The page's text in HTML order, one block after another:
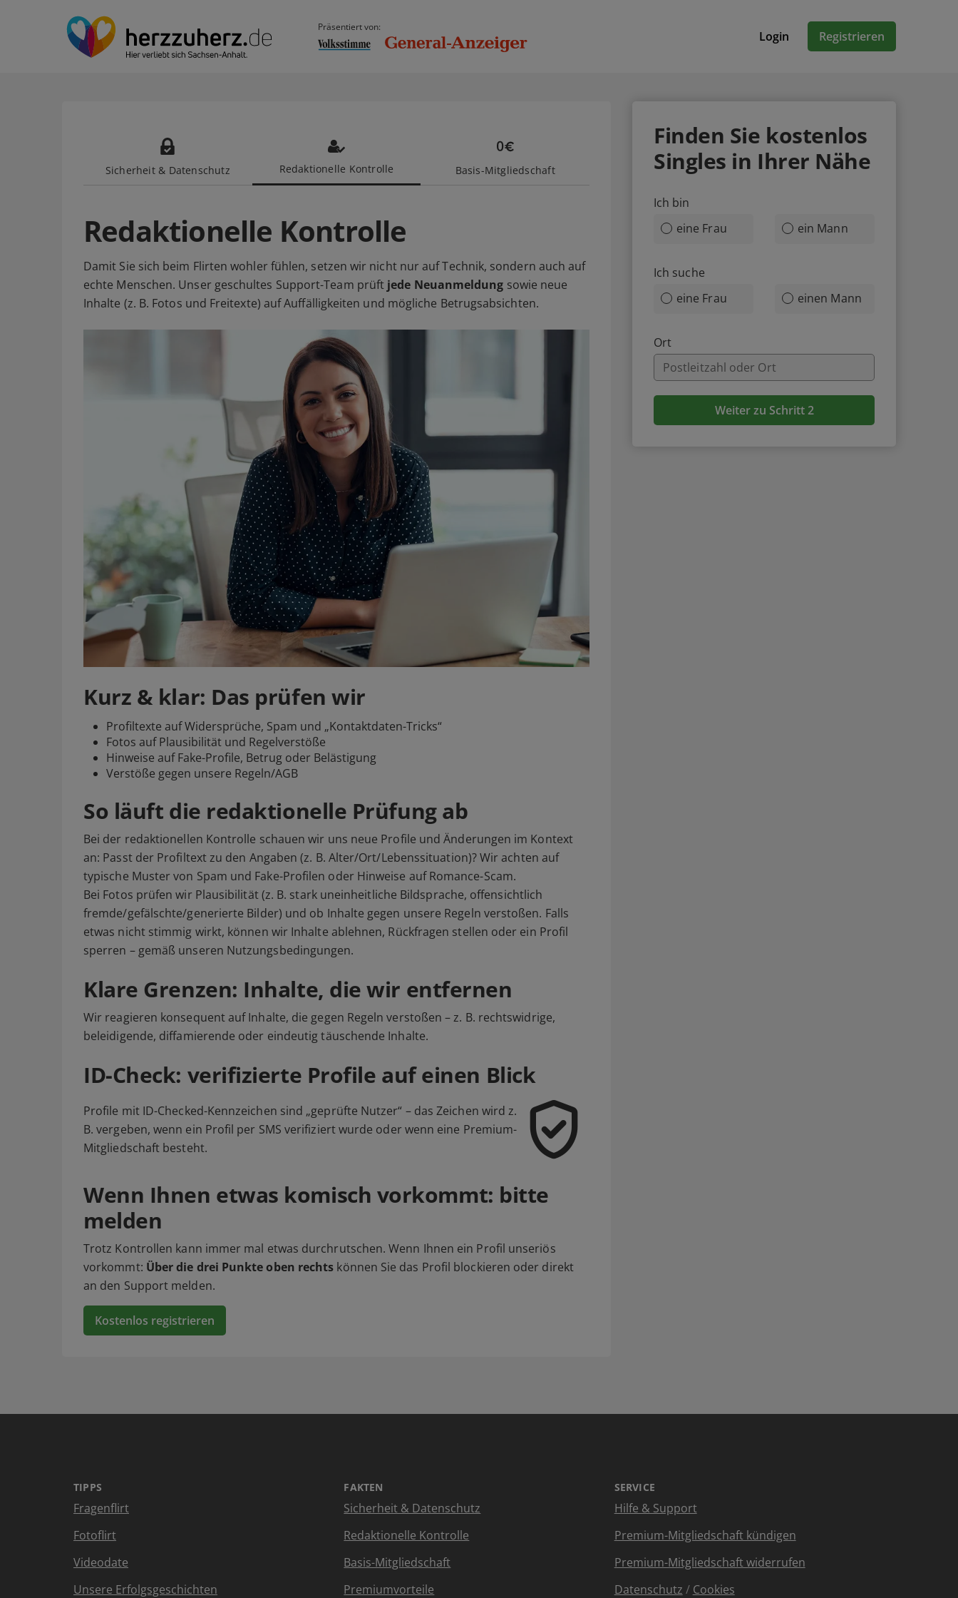
Präsentiert von:
Login Registrieren
Sicherheit & Datenschutz Redaktionelle Kontrolle Basis-Mitgliedschaft
Redaktionelle Kontrolle
Damit Sie sich beim Flirten wohler fühlen, setzen wir nicht nur auf Technik, sondern auch auf
echte Menschen. Unser geschultes Support-Team prüft jede Neuanmeldung sowie neue
Inhalte (z. B. Fotos und Freitexte) auf Auffälligkeiten und mögliche Betrugsabsichten.
Kurz & klar: Das prüfen wir
Profiltexte auf Widersprüche, Spam und „Kontaktdaten-Tricks“
Fotos auf Plausibilität und Regelverstöße
Hinweise auf Fake-Profile, Betrug oder Belästigung
Verstöße gegen unsere Regeln/AGB
So läuft die redaktionelle Prüfung ab
Bei der redaktionellen Kontrolle schauen wir uns neue Profile und Änderungen im Kontext
an: Passt der Profiltext zu den Angaben (z. B. Alter/Ort/Lebenssituation)? Wir achten auf
typische Muster von Spam und Fake-Profilen oder Hinweise auf Romance-Scam.
Bei Fotos prüfen wir Plausibilität (z. B. stark uneinheitliche Bildsprache, offensichtlich
fremde/gefälschte/generierte Bilder) und ob Inhalte gegen unsere Regeln verstoßen. Falls
etwas nicht stimmig wirkt, können wir Inhalte ablehnen, Rückfragen stellen oder ein Profil
sperren – gemäß unseren Nutzungsbedingungen.
Klare Grenzen: Inhalte, die wir entfernen
Wir reagieren konsequent auf Inhalte, die gegen Regeln verstoßen – z. B. rechtswidrige,
beleidigende, diffamierende oder eindeutig täuschende Inhalte.
ID-Check: verifizierte Profile auf einen Blick
Profile mit ID-Checked-Kennzeichen sind „geprüfte Nutzer“ – das Zeichen wird z.
B. vergeben, wenn ein Profil per SMS verifiziert wurde oder wenn eine Premium-
Mitgliedschaft besteht.
Wenn Ihnen etwas komisch vorkommt: bitte
melden
Trotz Kontrollen kann immer mal etwas durchrutschen. Wenn Ihnen ein Profil unseriös
vorkommt: Über die drei Punkte oben rechts können Sie das Profil blockieren oder direkt
an den Support melden.
Kostenlos registrieren
Finden Sie kostenlos
Singles in Ihrer Nähe
Ich bin
eine Frau
ein Mann
Ich suche
eine Frau
einen Mann
Ort
Weiter zu Schritt 2
TIPPS
Fragenflirt
Fotoflirt
Videodate
Unsere Erfolgsgeschichten
FAKTEN
Sicherheit & Datenschutz
Redaktionelle Kontrolle
Basis-Mitgliedschaft
Premiumvorteile
SERVICE
Hilfe & Support
Premium-Mitgliedschaft kündigen
Premium-Mitgliedschaft widerrufen
Datenschutz / Cookies